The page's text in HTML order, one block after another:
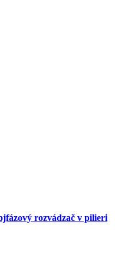
rozvádzač v pilieri